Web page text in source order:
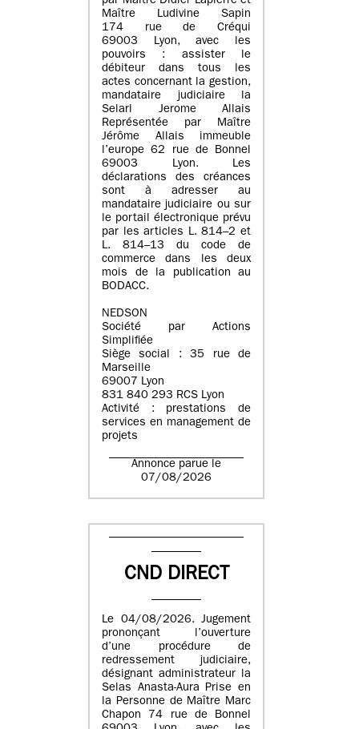
Maître Ludivine Sapin
174 rue de Créqui
69003 Lyon, avec les
pouvoirs : assister le
débiteur dans tous les
actes concernant la gestion,
mandataire judiciaire la
Selarl Jerome Allais
Représentée par Maître
Jérôme Allais immeuble
l’europe 62 rue de Bonnel
69003 Lyon. Les
déclarations des créances
sont à adresser au
mandataire judiciaire ou sur
le portail électronique prévu
par les articles L. 814–2 et
L. 814–13 du code de
commerce dans les deux
mois de la publication au
BODACC.
NEDSON
Société par Actions
Simplifiée
Siège social : 35 rue de
Marseille
69007 Lyon
831 840 293 RCS Lyon
Activité : prestations de
services en management de
projets
Annonce parue le
07/08/2026
CND DIRECT
Le 04/08/2026. Jugement
prononçant l’ouverture
d’une procédure de
redressement judiciaire,
désignant administrateur la
Selas Anasta-Aura Prise en
la Personne de Maître Marc
Chapon 74 rue de Bonnel